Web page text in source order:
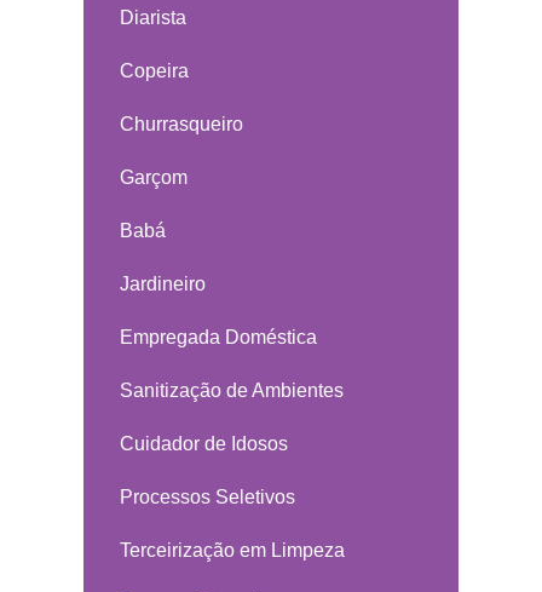
Diarista
Copeira
Churrasqueiro
Garçom
Babá
Jardineiro
Empregada Doméstica
Sanitização de Ambientes
Cuidador de Idosos
Processos Seletivos
Terceirização em Limpeza